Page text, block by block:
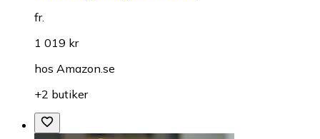
fr.
1 019 kr
hos Amazon.se
+2 butiker